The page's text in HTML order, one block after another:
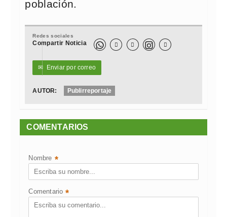
población.
Redes sociales
Compartir Noticia   
✉ Enviar por correo
AUTOR: Publirreportaje
COMENTARIOS
Nombre *
Comentario *